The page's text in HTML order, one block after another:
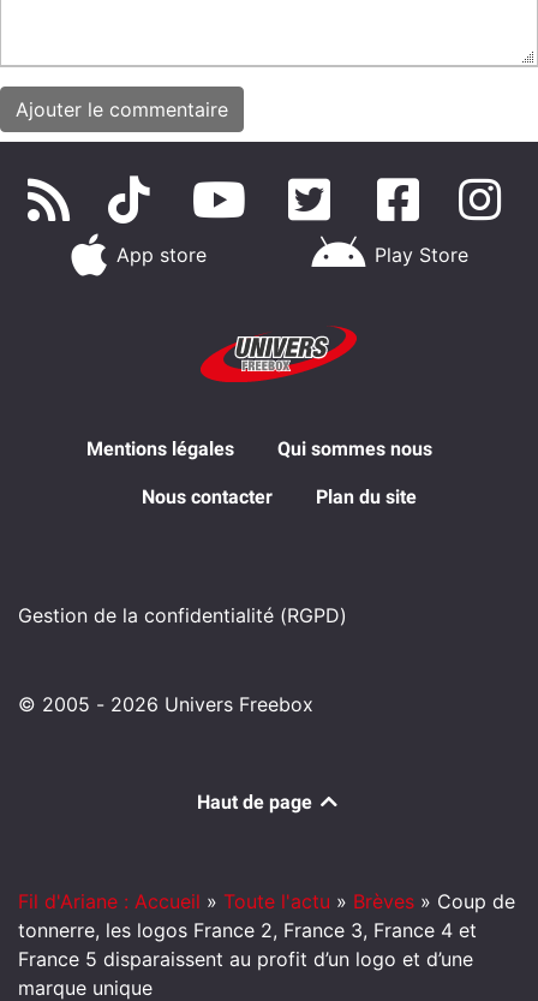
App store Play Store
Mentions légales Qui sommes nous
Nous contacter Plan du site
Gestion de la confidentialité (RGPD)
© 2005 - 2026 Univers Freebox
Haut de page
Fil d'Ariane : Accueil » Toute l'actu » Brèves » Coup de
tonnerre, les logos France 2, France 3, France 4 et
France 5 disparaissent au profit d’un logo et d’une
marque unique